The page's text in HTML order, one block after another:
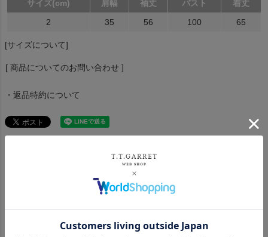
サイズ(cm) 肩幅 袖丈 バスト
着丈
2
35 56 100 65
[サイズについて]
[ 商品についてのお問い合わせ ]
・返品特約について